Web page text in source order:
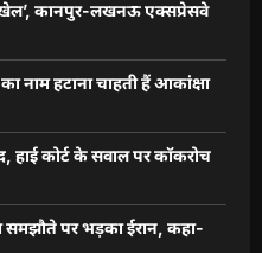
खेल’, कानपुर-लखनऊ एक्सप्रेसवे
नाम हटाना चाहती हैं आकांक्षा
हाई कोर्ट के सवाल पर कॉकरोच
समझौते पर भड़का ईरान, कहा-